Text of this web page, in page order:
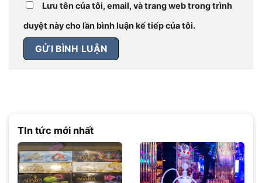
Lưu tên của tôi, email, và trang web trong trình
duyệt này cho lần bình luận kế tiếp của tôi.
TIn tức mới nhất